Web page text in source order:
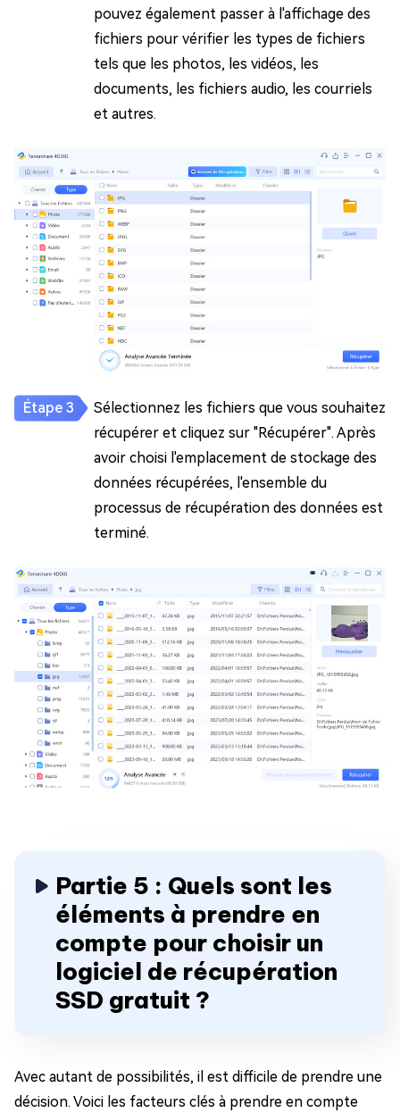
pouvez également passer à l'affichage des
fichiers pour vérifier les types de fichiers
tels que les photos, les vidéos, les
documents, les fichiers audio, les courriels
et autres.
Sélectionnez les fichiers que vous souhaitez
récupérer et cliquez sur "Récupérer". Après
avoir choisi l'emplacement de stockage des
données récupérées, l'ensemble du
processus de récupération des données est
terminé.
Partie 5 : Quels sont les
éléments à prendre en
compte pour choisir un
logiciel de récupération
SSD gratuit ?
Avec autant de possibilités, il est difficile de prendre une
décision. Voici les facteurs clés à prendre en compte